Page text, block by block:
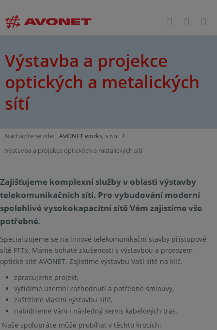
Výstavba a projekce
optických a metalických
sítí
Nacházíte se zde: AVONET works, s.r.o.
Výstavba a projekce optických a metalických sítí
Zajišťujeme komplexní služby v oblasti výstavby
telekomunikačních sítí. Pro vybudování moderní
spolehlivé vysokokapacitní sítě Vám zajistíme vše
potřebné.
Specializujeme se na liniové telekomunikační stavby přístupové
sítě FTTx. Máme bohaté zkušenosti s výstavbou a provozem
optické sítě AVONET. Zajistíme výstavbu Vaší sítě na klíč.
zpracujeme projekt,
vyřídíme územní rozhodnutí a potřebné smlouvy,
zaštítíme vlastní výstavbu sítě,
nabídneme Vám i následný servis kabelových tras.
Naše spolupráce může probíhat v těchto krocích: